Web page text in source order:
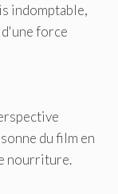
indomptable,
force
du film en
nourriture.